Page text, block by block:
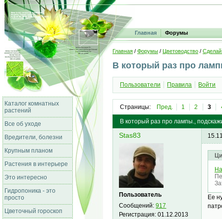
Главная Форумы
Каталог комнатных
растений
Все об уходе
Вредители, болезни
Крупным планом
Растения в интерьере
Это интересно
Гидропоника - это
просто
Цветочный гороскоп
Главная / Форумы / Цветоводство /
В который раз про
Пользователи Правила Войти
Страницы: Пред. 1 2 3
В который раз про лампы.,
Stas83
Пользователь
Сообщений:917
Регистрация:01.12.2013
Ее